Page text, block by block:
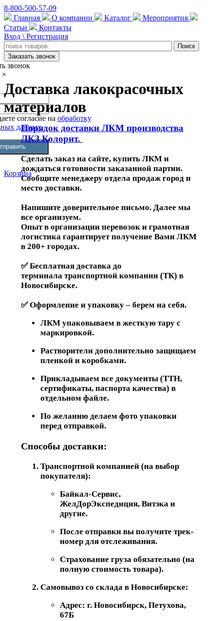
8-800-500-57-09
Главная
О компании Каталог
Мероприятия
Статьи
Контакты
Вход \ Регистрация
Заказать звонок
звонок
×
согласие на обработку
данных
Корзина
Доставка лакокрасочных
материалов
Порядок доставки ЛКМ производства
ЛКЗ Колорит.
Сделать заказ на сайте, купить ЛКМ и
дождаться готовности заказанной партии.
Сообщите менеджеру отдела продаж город и
место доставки.
Напишите доверительное письмо. Далее мы
все организуем.
Опыт в организации перевозок и грамотная
логистика гарантирует получение Вами ЛКМ
в 200+ городах.
✅ Бесплатная доставка до
терминала транспортной компании (ТК) в
Новосибирске.
✅ Оформление и упаковку – берем на себя.
ЛКМ упаковываем в жесткую тару с
маркировкой.
Растворители дополнительно защищаем
пленкой и коробками.
Прикладываем все документы (ТТН,
сертификаты, паспорта качества) в
отдельном файле.
По желанию делаем фото упаковки
перед отправкой.
Способы доставки:
Транспортной компанией (на выбор
покупателя):
Байкал-Сервис,
ЖелДорЭкспедиция, Витэка и
другие.
После отправки вы получите трек-
номер для отслеживания.
Страхование груза обязательно (на
полную стоимость товара).
Самовывоз со склада в Новосибирске:
Адрес: г. Новосибирск, Петухова,
67Б